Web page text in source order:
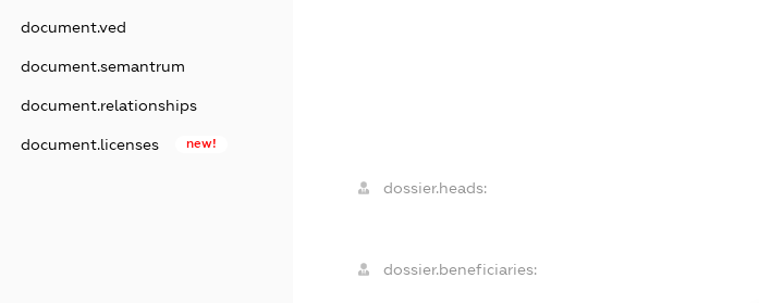
document.ved
document.semantrum
document.relationships
document.licenses new!
dossier.heads:
dossier.beneficiaries: